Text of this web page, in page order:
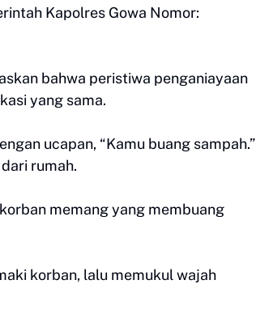
Kapolres Gowa Nomor:
bahwa peristiwa penganiayaan
yang sama.
ucapan, “Kamu buang sampah.”
rumah.
memang yang membuang
korban, lalu memukul wajah